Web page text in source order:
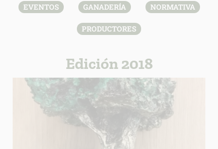
EVENTOS GANADERÍA NORMATIVA
PRODUCTORES
Edición 2018